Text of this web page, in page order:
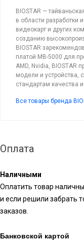
BIOSTAR —
в области разработки
видеокарт и других
созданию
BIOSTAR
платой MB-5000 для
AMD, Nvidia, BIOSTAR
модели и
стандартам качества
Все товары бренда
Оплата
Наличными
Оплатить товар
и если решили забрать
заказов.
Банковской картой